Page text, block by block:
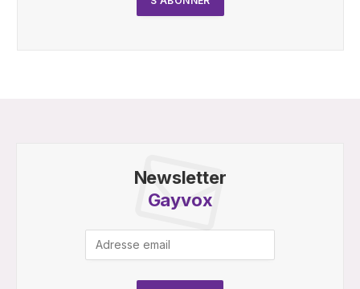
Newsletter
Gayvox